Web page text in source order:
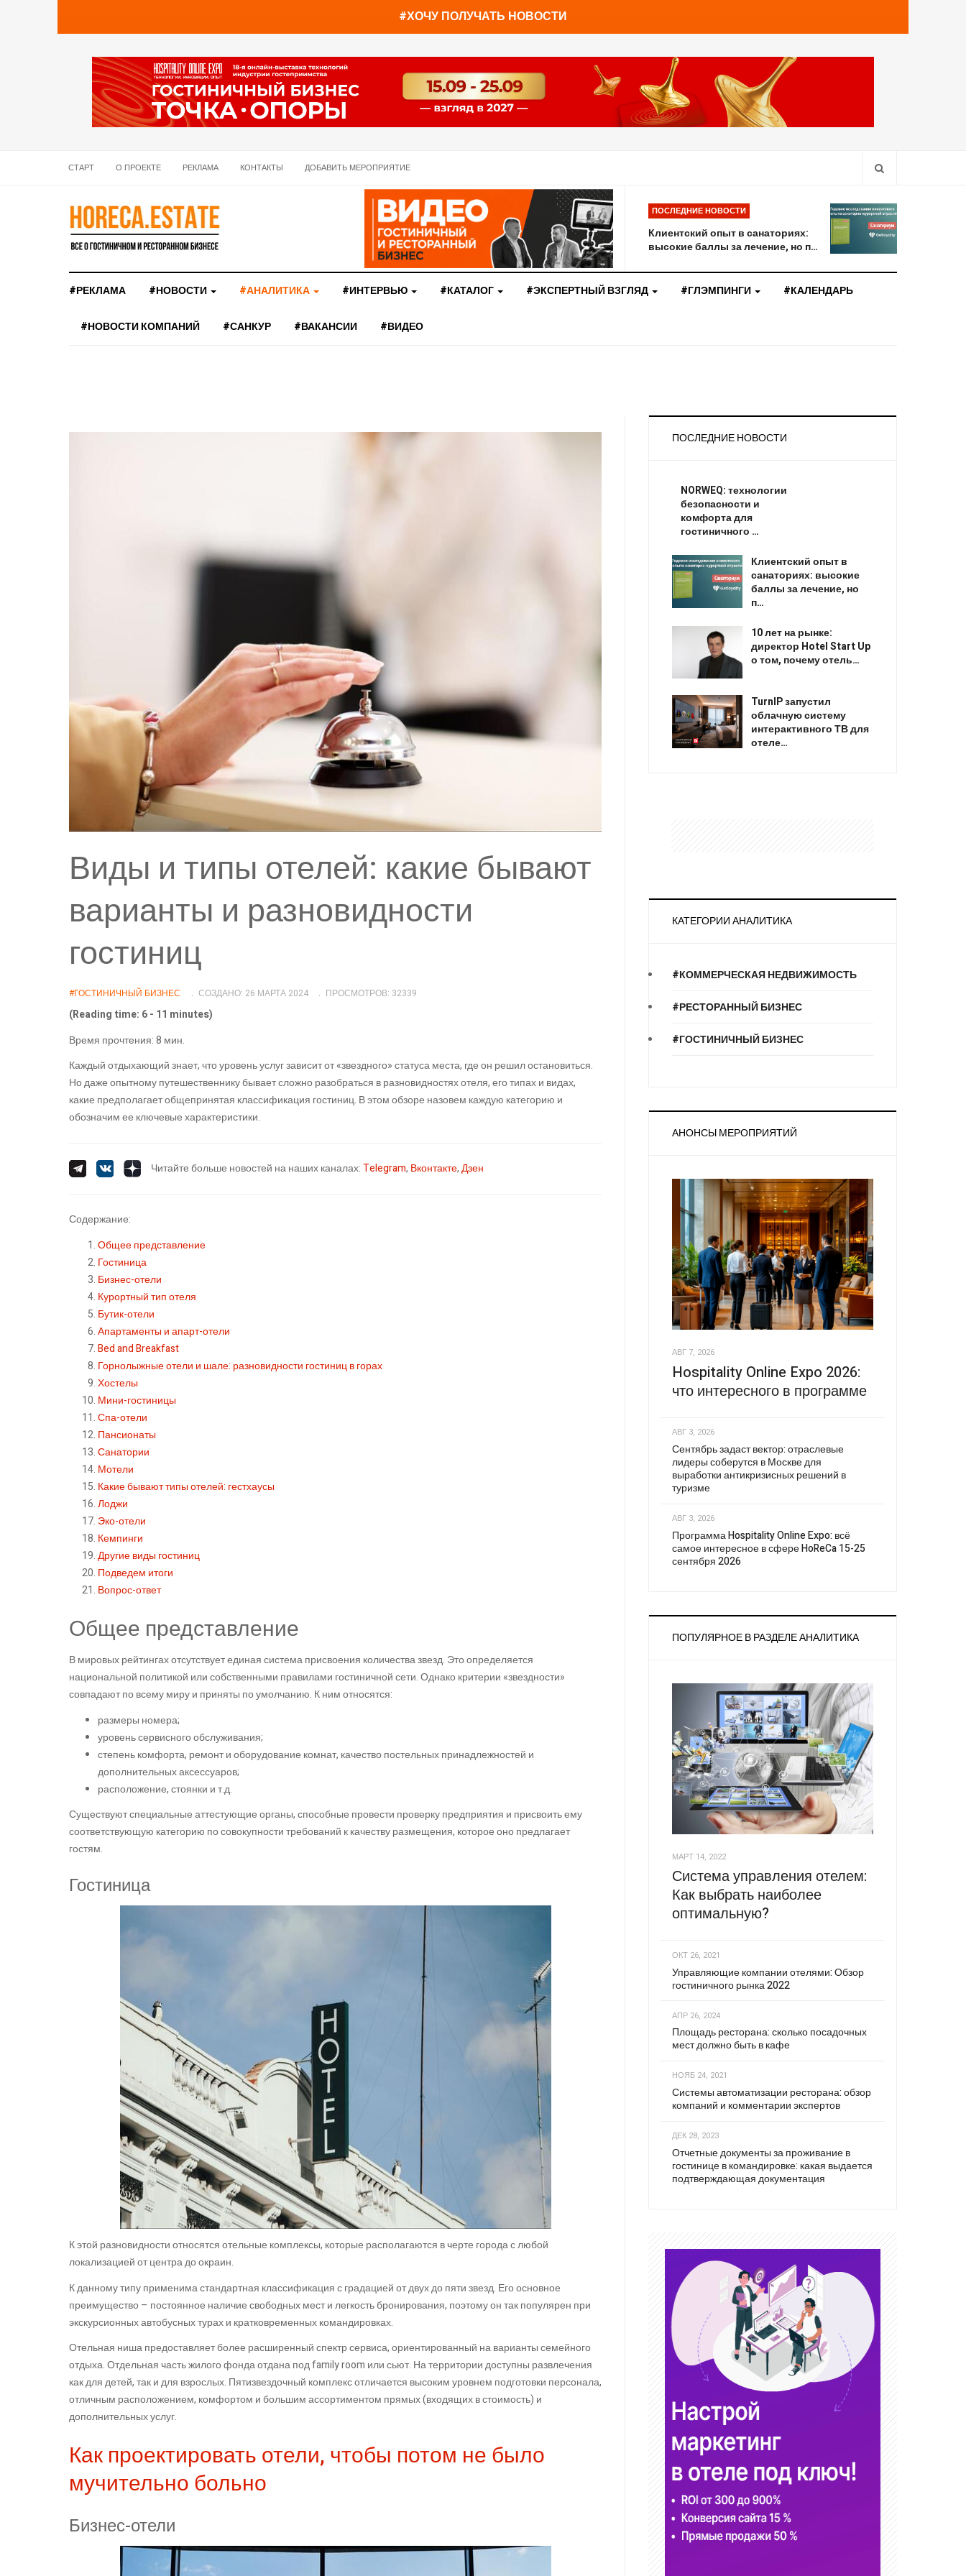
#ХОЧУ ПОЛУЧАТЬ НОВОСТИ
СТАРТ О ПРОЕКТЕ РЕКЛАМА КОНТАКТЫ ДОБАВИТЬ МЕРОПРИЯТИЕ
ПОСЛЕДНИЕ НОВОСТИ
Клиентский опыт в санаториях:
высокие баллы за лечение, но п…
#РЕКЛАМА #НОВОСТИ #АНАЛИТИКА #ИНТЕРВЬЮ #КАТАЛОГ #ЭКСПЕРТНЫЙ ВЗГЛЯД #ГЛЭМПИНГИ #КАЛЕНДАРЬ
#НОВОСТИ КОМПАНИЙ #САНКУР #ВАКАНСИИ #ВИДЕО
Виды и типы отелей: какие бывают
варианты и разновидности
гостиниц
#ГОСТИНИЧНЫЙ БИЗНЕС СОЗДАНО: 26 МАРТА 2024 ПРОСМОТРОВ: 32339
(Reading time: 6 - 11 minutes)
Время прочтения: 8 мин.
Каждый отдыхающий знает, что уровень услуг зависит от «звездного» статуса места, где он решил остановиться.
Но даже опытному путешественнику бывает сложно разобраться в разновидностях отеля, его типах и видах,
какие предполагает общепринятая классификация гостиниц. В этом обзоре назовем каждую категорию и
обозначим ее ключевые характеристики.
Читайте больше новостей на наших каналах:Telegram, Вконтакте,Дзен
Содержание:
Общее представление
Гостиница
Бизнес-отели
Курортный тип отеля
Бутик-отели
Апартаменты и апарт-отели
Bed and Breakfast
Горнолыжные отели и шале: разновидности гостиниц в горах
Хостелы
Мини-гостиницы
Спа-отели
Пансионаты
Санатории
Мотели
Какие бывают типы отелей: гестхаусы
Лоджи
Эко-отели
Кемпинги
Другие виды гостиниц
Подведем итоги
Вопрос-ответ
Общее представление
В мировых рейтингах отсутствует единая система присвоения количества звезд. Это определяется
национальной политикой или собственными правилами гостиничной сети. Однако критерии «звездности»
совпадают по всему миру и приняты по умолчанию. К ним относятся:
размеры номера;
уровень сервисного обслуживания;
степень комфорта, ремонт и оборудование комнат, качество постельных принадлежностей и
дополнительных аксессуаров;
расположение, стоянки и т.д.
Существуют специальные аттестующие органы, способные провести проверку предприятия и присвоить ему
соответствующую категорию по совокупности требований к качеству размещения, которое оно предлагает
гостям.
Гостиница
К этой разновидности относятся отельные комплексы, которые располагаются в черте города с любой
локализацией от центра до окраин.
К данному типу применима стандартная классификация с градацией от двух до пяти звезд. Его основное
преимущество – постоянное наличие свободных мест и легкость бронирования, поэтому он так популярен при
экскурсионных автобусных турах и кратковременных командировках.
Отельная ниша предоставляет более расширенный спектр сервиса, ориентированный на варианты семейного
отдыха. Отдельная часть жилого фонда отдана под family room или сьют. На территории доступны развлечения
как для детей, так и для взрослых. Пятизвездочный комплекс отличается высоким уровнем подготовки персонала,
отличным расположением, комфортом и большим ассортиментом прямых (входящих в стоимость) и
дополнительных услуг.
Как проектировать отели, чтобы потом не было
мучительно больно
Бизнес-отели
ПОСЛЕДНИЕ НОВОСТИ
NORWEQ: технологии
безопасности и
комфорта для
гостиничного …
Клиентский опыт в
санаториях: высокие
баллы за лечение, но
п…
10 лет на рынке:
директор Hotel Start Up
о том, почему отель…
TurnIP запустил
облачную систему
интерактивного ТВ для
отеле…
КАТЕГОРИИ АНАЛИТИКА
#КОММЕРЧЕСКАЯ НЕДВИЖИМОСТЬ
#РЕСТОРАННЫЙ БИЗНЕС
#ГОСТИНИЧНЫЙ БИЗНЕС
АНОНСЫ МЕРОПРИЯТИЙ
АВГ 7, 2026
Hospitality Online Expo 2026:
что интересного в программе
АВГ 3, 2026
Сентябрь задаст вектор: отраслевые
лидеры соберутся в Москве для
выработки антикризисных решений в
туризме
АВГ 3, 2026
Программа Hospitality Online Expo: всё
самое интересное в сфере HoReCa 15-25
сентября 2026
ПОПУЛЯРНОЕ В РАЗДЕЛЕ АНАЛИТИКА
МАРТ 14, 2022
Система управления отелем:
Как выбрать наиболее
оптимальную?
ОКТ 26, 2021
Управляющие компании отелями: Обзор
гостиничного рынка 2022
АПР 26, 2024
Площадь ресторана: сколько посадочных
мест должно быть в кафе
НОЯБ 24, 2021
Системы автоматизации ресторана: обзор
компаний и комментарии экспертов
ДЕК 28, 2023
Отчетные документы за проживание в
гостинице в командировке: какая выдается
подтверждающая документация